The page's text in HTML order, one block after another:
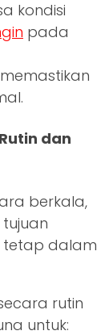
kondisi
pada
dan
berkala,
dalam
rutin
untuk: